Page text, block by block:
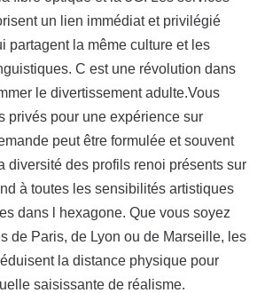
un lien immédiat et privilégié
partagent la même culture et les
C est une révolution dans
le divertissement adulte.Vous
privés pour une expérience sur
peut être formulée et souvent
diversité des profils renoi présents sur
à toutes les sensibilités artistiques
dans l hexagone. Que vous soyez
de Paris, de Lyon ou de Marseille, les
la distance physique pour
saisissante de réalisme.